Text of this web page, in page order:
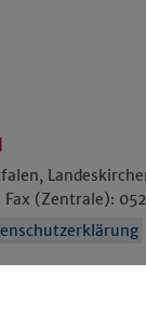
Fax (Zentrale):